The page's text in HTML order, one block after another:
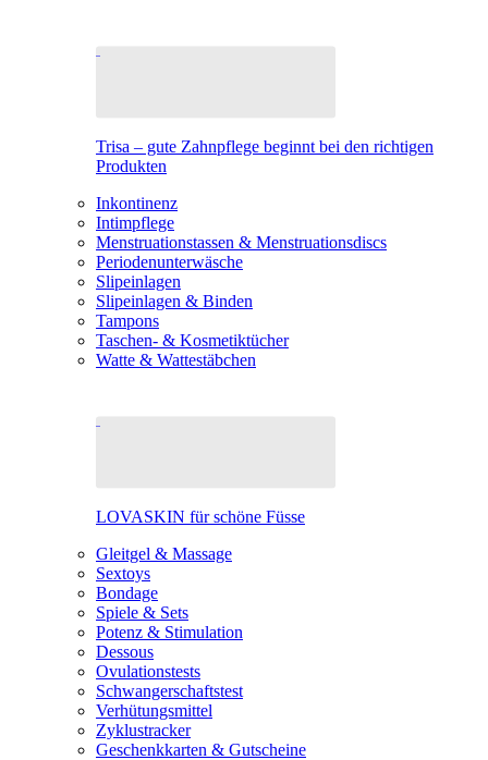
Trisa – gute Zahnpflege beginnt bei den richtigen
Produkten
Inkontinenz
Intimpflege
Menstruationstassen & Menstruationsdiscs
Periodenunterwäsche
Slipeinlagen
Slipeinlagen & Binden
Tampons
Taschen- & Kosmetiktücher
Watte & Wattestäbchen
LOVASKIN für schöne Füsse
Gleitgel & Massage
Sextoys
Bondage
Spiele & Sets
Potenz & Stimulation
Dessous
Ovulationstests
Schwangerschaftstest
Verhütungsmittel
Zyklustracker
Geschenkkarten & Gutscheine